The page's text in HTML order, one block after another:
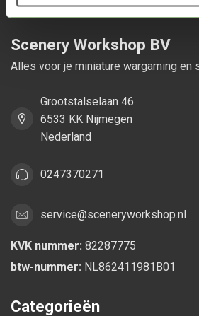
Scenery Workshop BV
Alles voor je miniature wargaming en
Grootstalselaan 46
6533 KK Nijmegen
Nederland
0247370271
service@sceneryworkshop.nl
KVK nummer: 82287775
btw-nummer: NL862411981B01
Categorieën